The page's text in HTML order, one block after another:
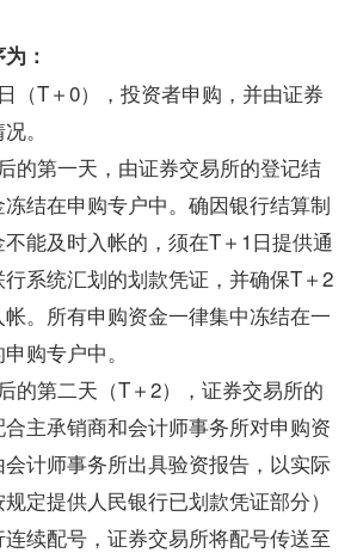
：
T＋0），投资者申购，并由证券
。
第一天，由证券交易所的登记结
结在申购专户中。确因银行结算制
能及时入帐的，须在T＋1日提供通
系统汇划的划款凭证，并确保T＋2
。所有申购资金一律集中冻结在一
购专户中。
第二天（T＋2），证券交易所的
主承销商和会计师事务所对申购资
计师事务所出具验资报告，以实际
定提供人民银行已划款凭证部分）
续配号，证券交易所将配号传送至